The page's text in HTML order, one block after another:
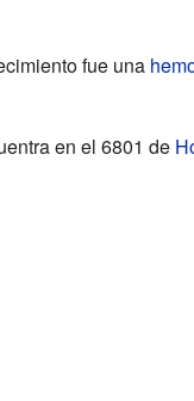
fue una
en el 6801 de